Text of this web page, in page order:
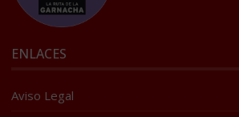
ENLACES
Aviso Legal